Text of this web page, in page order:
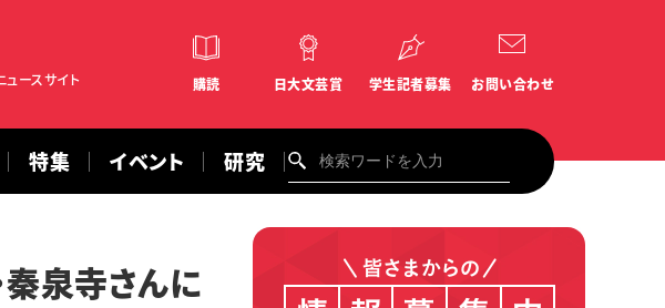
ースサイト
購読 日大文芸賞 学生記者募集 お問い合わせ
特集 イベント 研究
泉寺さんに